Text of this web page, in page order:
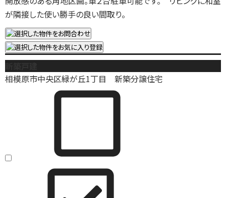
が隣接した使い勝手の良い間取り。
相模原市中央区緑が丘1丁目 新築分譲住宅